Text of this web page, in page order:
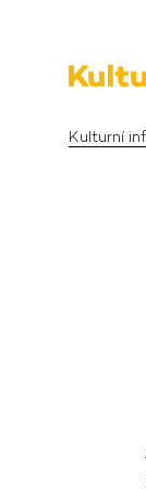
Kulturní